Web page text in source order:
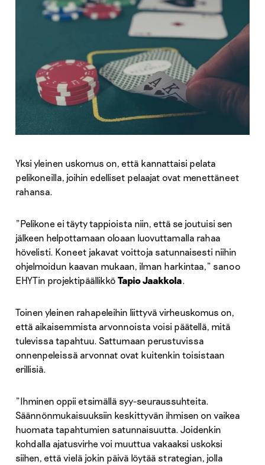
Yksi yleinen uskomus on, että kannattaisi pelata
pelikoneilla, joihin edelliset pelaajat ovat menettäneet
rahansa.
”Pelikone ei täyty tappioista niin, että se joutuisi sen
jälkeen helpottamaan oloaan luovuttamalla rahaa
hövelisti. Koneet jakavat voittoja satunnaisesti niihin
ohjelmoidun kaavan mukaan, ilman harkintaa,” sanoo
EHYTin projektipäällikkö Tapio Jaakkola
Toinen yleinen rahapeleihin liittyvä virheuskomus on,
että aikaisemmista arvonnoista voisi päätellä, mitä
tulevissa tapahtuu. Sattumaan perustuvissa
onnenpeleissä arvonnat ovat kuitenkin toisistaan
erillisiä.
”Ihminen oppii etsimällä syy-seuraussuhteita.
Säännönmukaisuuksiin keskittyvän ihmisen on vaikea
huomata tapahtumien satunnaisuutta. Joidenkin
kohdalla ajatusvirhe voi muuttua vakaaksi uskoksi
siihen, että vielä jokin päivä löytää strategian, jolla